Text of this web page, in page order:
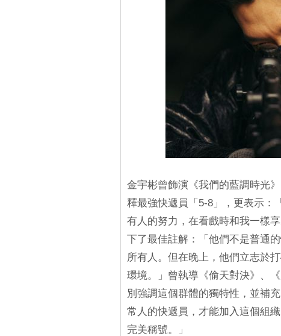
金宇彬曾飾演《我們的藍調時光
釋最強快遞員「5-8」，更表示：
有人的努力，在看戲時和我一樣
下了最佳註解：「他們不是普通
所有人。但在晚上，他們立志於
環境。」曾執導《偷天對決》、
別強調這個群體的獨特性，並補
常人的快遞員，才能加入這個組
完美稱號。」